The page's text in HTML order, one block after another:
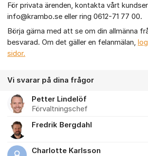
För privata ärenden, kontakta vårt
info@krambo.se eller ring 0612-71 77 00.
Börja gärna med att se om din allmänna
besvarad. Om det gäller en felanmälan,
sidor.
Vi svarar på dina frågor
Petter Lindelöf
Förvaltningschef
Fredrik Bergdahl
Charlotte Karlsson